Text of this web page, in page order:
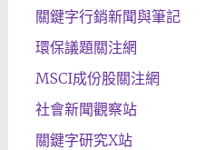
關鍵字行銷新聞與筆記
環保議題關注網
MSCI成份股關注網
社會新聞觀察站
關鍵字研究X站